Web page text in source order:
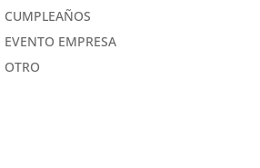
CUMPLEAÑOS
EVENTO EMPRESA
OTRO